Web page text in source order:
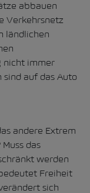
abbauen
Verkehrsnetz
ländlichen
nicht immer
sind auf das Auto
andere Extrem
das
werden
Freiheit
sich